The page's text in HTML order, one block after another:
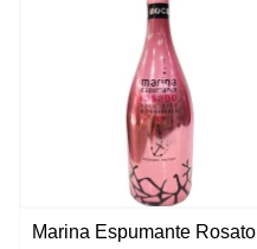
Marina Espumante Rosato